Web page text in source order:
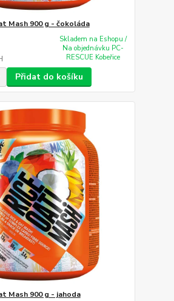
Mash 900 g - čokoláda
Skladem na Eshopu /
Na objednávku PC-
RESCUE Kobeřice
Přidat do košíku
Mash 900 g - jahoda